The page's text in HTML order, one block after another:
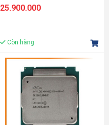
Up To 3.6GHz, 55MB Cache, LGA
25.900.000
Còn hàng